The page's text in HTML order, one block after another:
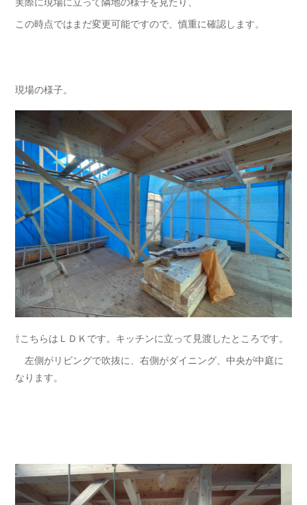
この時点ではまだ変更可能ですので、慎重に確認します。
現場の様子。
⇧こちらはＬＤＫです。キッチンに立って見渡したところです。
左側がリビングで吹抜に、右側がダイニング、中央が中庭に
なります。